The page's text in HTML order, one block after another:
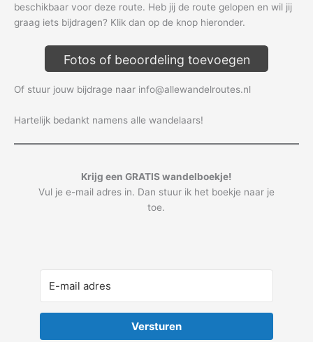
beschikbaar voor deze route. Heb jij de route gelopen en wil jij
graag iets bijdragen? Klik dan op de knop hieronder.
Fotos of beoordeling toevoegen
Of stuur jouw bijdrage naar info@allewandelroutes.nl
Hartelijk bedankt namens alle wandelaars!
Krijg een GRATIS wandelboekje!
Vul je e-mail adres in. Dan stuur ik het boekje naar je
toe.
Versturen